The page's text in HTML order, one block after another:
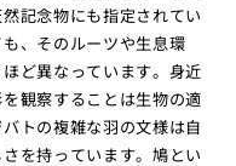
記念物にも指定されてい
、そのルーツや生息環
ど異なっています。身近
観察することは生物の適
トの複雑な羽の文様は自
を持っています。鳩とい